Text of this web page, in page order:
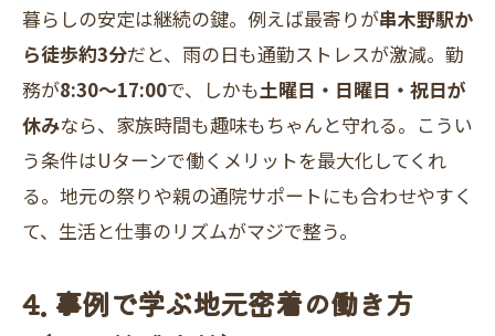
暮らしの安定は継続の鍵。例えば最寄りが串木野駅か
ら徒歩約3分だと、雨の日も通勤ストレスが激減。勤
務が8:30～17:00で、しかも土曜日・日曜日・祝日が
休みなら、家族時間も趣味もちゃんと守れる。こうい
う条件はUターンで働くメリットを最大化してくれ
る。地元の祭りや親の通院サポートにも合わせやすく
て、生活と仕事のリズムがマジで整う。
4. 事例で学ぶ地元密着の働き方